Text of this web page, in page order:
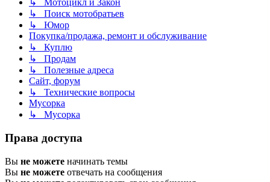
↳ Мотоцикл и Закон
↳ Поиск мотобратьев
↳ Юмор
Покупка/продажа, ремонт и обслуживание
↳ Куплю
↳ Продам
↳ Полезные адреса
Сайт, форум
↳ Технические вопросы
Мусорка
↳ Мусорка
Права доступа
Вы не можете начинать темы
Вы не можете отвечать на сообщения